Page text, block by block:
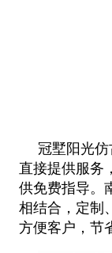
冠墅阳光
直接提供服务
供免费指导。
相结合，定制
方便客户，节